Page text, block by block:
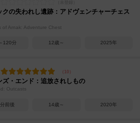
クの失われし遺跡：アドヴェンチャーチェス
of Arnak: Adventure Chest
120分 12歳～ 2025年
ズ・エンド：追放されしもの
Outcasts
前後 14歳～ 2020年